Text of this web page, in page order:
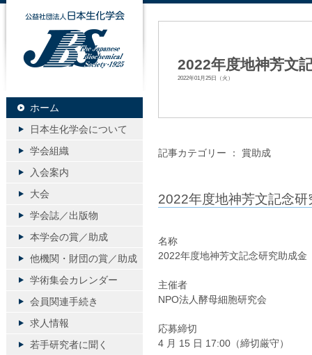
2022年度地神芳文
2022年01月25日（火）
記事カテゴリー ： 賞助成
2022年度地神芳文記念
名称
2022年度地神芳文記念研究助成金
主催者
NPO法人酵母細胞研究会
応募締切
4 月 15 日 17:00（締切厳守）
公益社団法人日本生化学会
ホーム
日本生化学会について
学会組織
入会案内
大会
学会誌／出版物
本学会の賞／助成
他機関・財団の賞／助成
学術集会カレンダー
会員関連手続き
求人情報
若手研究者に聞く